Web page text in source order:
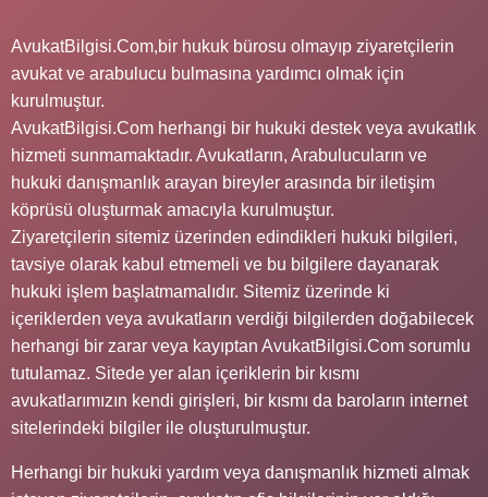
AvukatBilgisi.Com,bir hukuk bürosu olmayıp ziyaretçilerin
avukat ve arabulucu bulmasına yardımcı olmak için
kurulmuştur.
AvukatBilgisi.Com herhangi bir hukuki destek veya avukatlık
hizmeti sunmamaktadır. Avukatların, Arabulucuların ve
hukuki danışmanlık arayan bireyler arasında bir iletişim
köprüsü oluşturmak amacıyla kurulmuştur.
Ziyaretçilerin sitemiz üzerinden edindikleri hukuki bilgileri,
tavsiye olarak kabul etmemeli ve bu bilgilere dayanarak
hukuki işlem başlatmamalıdır. Sitemiz üzerinde ki
içeriklerden veya avukatların verdiği bilgilerden doğabilecek
herhangi bir zarar veya kayıptan AvukatBilgisi.Com sorumlu
tutulamaz. Sitede yer alan içeriklerin bir kısmı
avukatlarımızın kendi girişleri, bir kısmı da baroların internet
sitelerindeki bilgiler ile oluşturulmuştur.
Herhangi bir hukuki yardım veya danışmanlık hizmeti almak